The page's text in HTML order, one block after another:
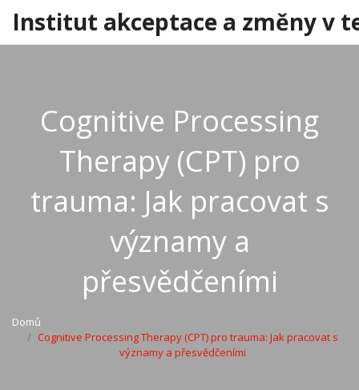
Institut akceptace a změny v
Cognitive Processing
Therapy (CPT) pro
trauma: Jak pracovat s
významy a
přesvědčeními
Domů
Cognitive Processing Therapy (CPT) pro trauma: Jak pracovat s
významy a přesvědčeními